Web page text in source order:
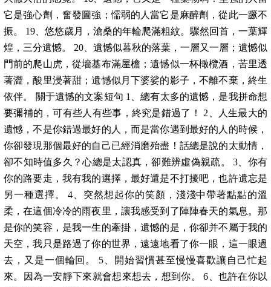
它是強心劑，奮發圖強；懦弱的人當它是麻醉劑，從此一蹶不
振。 19、悠悠歲月，滄桑的年輪爬滿粗紋。驟然回首，一葉輝
煌，三分遺憾。 20、遺憾似暮秋的落葉，一層又一層；遺憾似
門前的爬山虎，從墻基布滿屋檐；遺憾似一杯橄欖酒，苦里透
著澀，酸里浸著甜；遺憾似月下婆娑的影子，不離不棄，終生
依伴。 關于遺憾的文案短句 1、總有太多的遺憾，是我拼命想
要彌補的，可有些人有些事，終究是錯過了！ 2、人生最大的
遺憾，不是你錯過最好的人，而是當你遇到最好的人的時候，
你卻發現那個最好的自己已經消磨殆盡！話總是說的太動情，
卻不知時值多久？心總是太認真，卻難辨虛偽親疏。 3、你有
你的路要走，我有我的選擇，最好還是不打擾吧，也許遺忘是
另一種選擇。 4、突然想起你的笑顏，淺淺中帶著點點的溫
柔，在這個冷冷的雨夜里，讓我感受到了陣陣春天的氣息。那
是你的笑容，是我一生的牽掛，遺憾的是，你卻并不屬于我的
天空，我只是路過了你的世界，遠遠地看了你一眼，這一眼過
去，又是一個輪回。 5、開始習慣甚至慢慢喜歡讓自己忙起
來。因為一安靜下來就會想來想去，想到你。 6、也許在你以